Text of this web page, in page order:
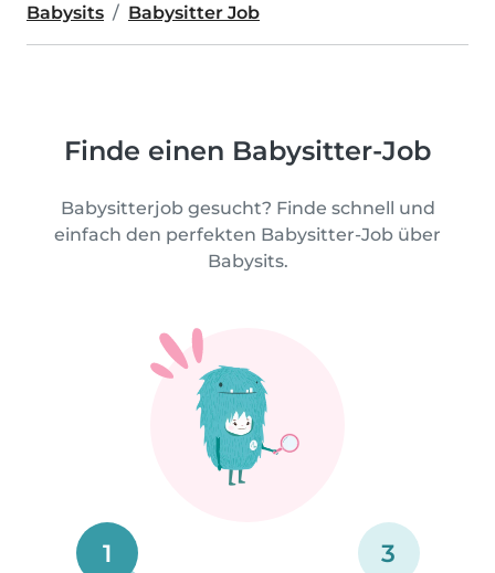
Babysits Babysitter Job
Finde einen Babysitter-Job
Babysitterjob gesucht? Finde schnell und
einfach den perfekten Babysitter-Job über
Babysits.
1 3